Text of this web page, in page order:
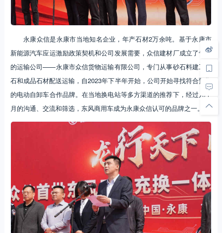
永康众信是永康市当地知名企业，年产石材2万余吨。基于永康市
新能源汽车应运激励政策契机和公司发展需要，众信建材厂成立了专属
的运输公司——永康市众信货物运输有限公司，专门从事砂石料建工原
石和成品石材配送运输，自2023年下半年开始，公司开始寻找符合预期
的电动自卸车合作品牌。在当地换电站等多方渠道的推荐下，经过几个
月的沟通、交流和筛选，东风商用车成为永康众信认可的品牌之一。